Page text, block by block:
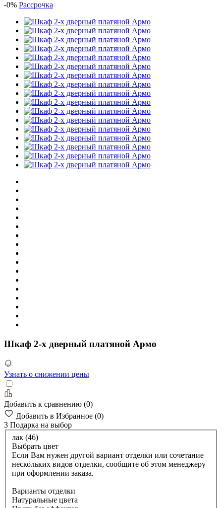
-0% Рассрочка
Шкаф 2-х дверный платяной Армо
Узнать о снижении цены
Добавить к сравнению (0)
Добавить в Избранное (0)
3 Подарка на выбор
лак (46)
Выбрать цвет
Если Вам нужен другой вариант отделки или сочетание
нескольких видов отделки, сообщите об этом менеджеру
при оформлении заказа.
Варианты отделки
Натуральные цвета